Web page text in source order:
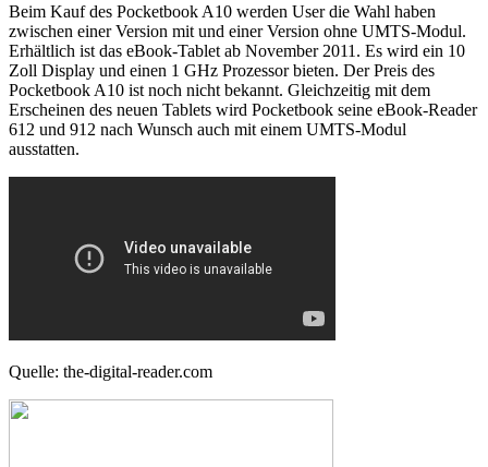
Beim Kauf des Pocketbook A10 werden User die Wahl haben
zwischen einer Version mit und einer Version ohne UMTS-Modul.
Erhältlich ist das eBook-Tablet ab November 2011. Es wird ein 10
Zoll Display und einen 1 GHz Prozessor bieten. Der Preis des
Pocketbook A10 ist noch nicht bekannt. Gleichzeitig mit dem
Erscheinen des neuen Tablets wird Pocketbook seine eBook-Reader
612 und 912 nach Wunsch auch mit einem UMTS-Modul
ausstatten.
Quelle: the-digital-reader.com